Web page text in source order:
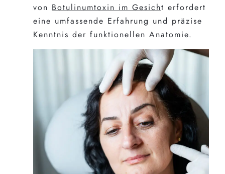
von Botulinumtoxin im Gesicht erfordert
eine umfassende Erfahrung und präzise
Kenntnis der funktionellen Anatomie.